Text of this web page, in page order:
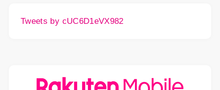
Tweets by cUC6D1eVX982